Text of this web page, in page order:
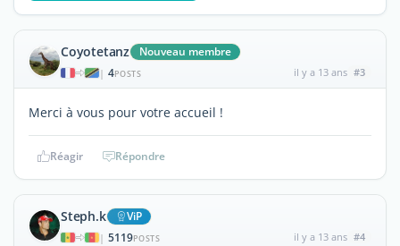
Coyotetanz Nouveau membre
| 4POSTS il y a 13 ans #3
Merci à vous pour votre accueil !
Réagir Répondre
Steph.k ViP
| 5119POSTS il y a 13 ans #4